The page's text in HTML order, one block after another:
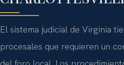
El sistema judicial de Virginia
procesales que requieren un